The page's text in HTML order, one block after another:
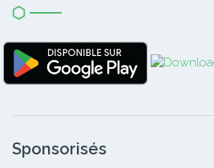
Sponsorisés